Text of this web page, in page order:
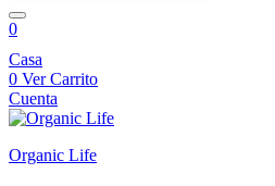
0
Casa
0 Ver Carrito
Cuenta
Organic Life